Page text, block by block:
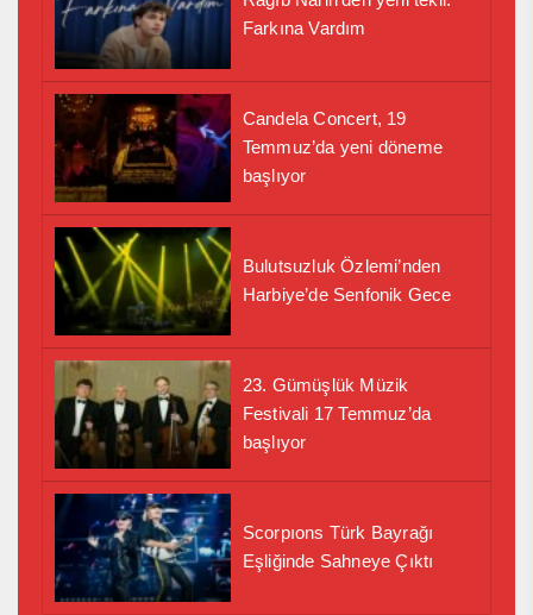
Farkına Vardım
Candela Concert, 19
Temmuz’da yeni döneme
başlıyor
Bulutsuzluk Özlemi’nden
Harbiye’de Senfonik Gece
23. Gümüşlük Müzik
Festivali 17 Temmuz’da
başlıyor
Scorpıons Türk Bayrağı
Eşliğinde Sahneye Çıktı